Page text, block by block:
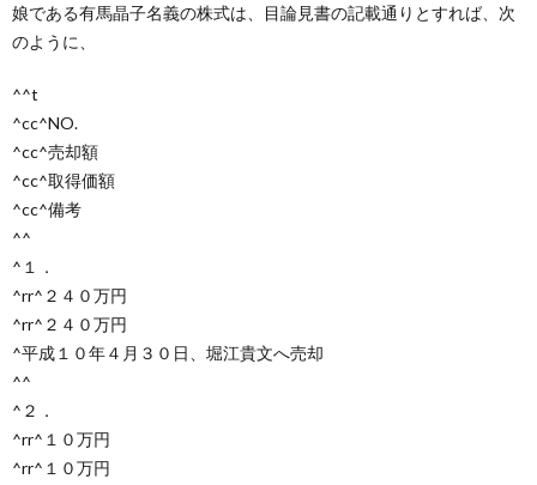
娘である有馬晶子名義の株式は、目論見書の記載通りとすれば、次
のように、
^^t
^cc^NO.
^cc^売却額
^cc^取得価額
^cc^備考
^^
^１．
^rr^２４０万円
^rr^２４０万円
^平成１０年４月３０日、堀江貴文へ売却
^^
^２．
^rr^１０万円
^rr^１０万円